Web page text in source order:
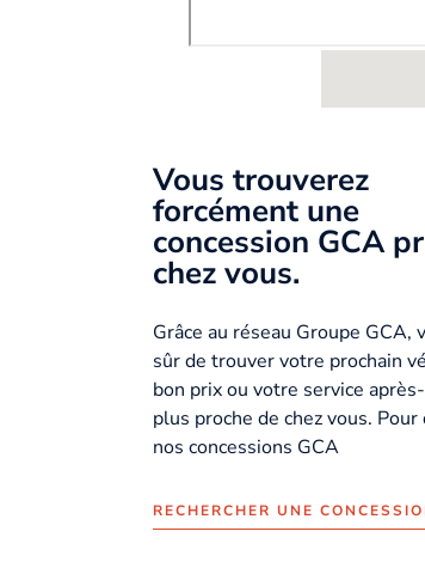
Vous trouverez
forcément une
concession GCA
chez vous.
Grâce au réseau Groupe GCA,
sûr de trouver votre prochain
bon prix ou votre service
plus proche de chez vous.
nos concessions GCA
RECHERCHER UNE